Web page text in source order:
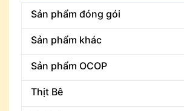
Sản phẩm đóng gói
Sản phẩm khác
Sản phẩm OCOP
Thịt Bê